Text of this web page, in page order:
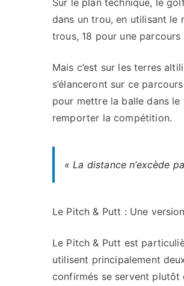
dans un trou, en utilisant le
trous, 18 pour une
Mais c’est sur les terres
s’élanceront sur ce
pour mettre la balle dans
remporter la compétition.
« La distance n’excède
Le Pitch & Putt : Une
Le Pitch & Putt est
utilisent principalement
confirmés se servent plutôt